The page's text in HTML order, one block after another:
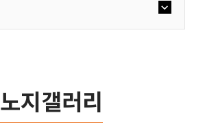
노지갤러리